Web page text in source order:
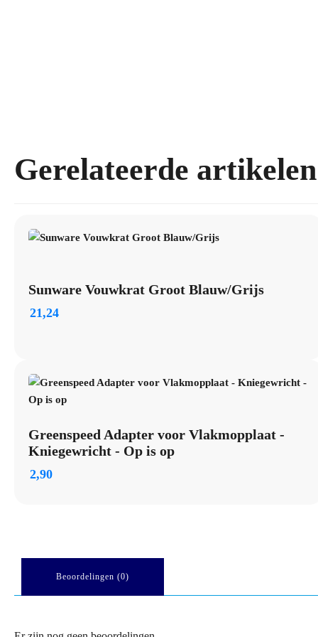
Gerelateerde artikelen
Sunware Vouwkrat Groot Blauw/Grijs
21,24
Greenspeed Adapter voor Vlakmopplaat -
Kniegewricht - Op is op
2,90
Beoordelingen (0)